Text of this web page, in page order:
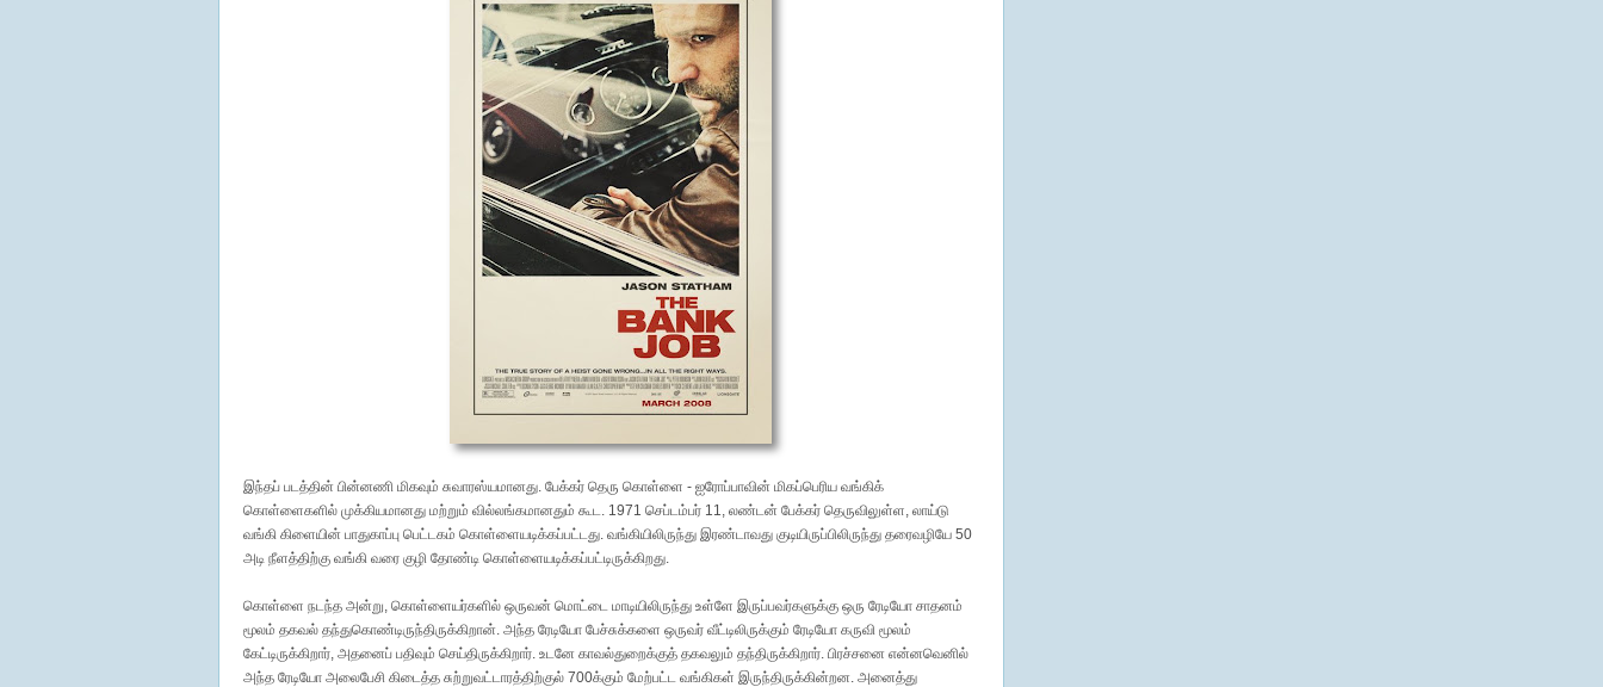
இந்தப் படத்தின் பின்னணி மிகவும் சுவாரஸ்யமானது. பேக்கர் தெரு கொள்ளை - ஐரோப்பாவின் மிகப்பெரிய வங்கிக்
கொள்ளைகளில் முக்கியமானது மற்றும் வில்லங்கமானதும் கூட. 1971 செப்டம்பர் 11, லண்டன் பேக்கர் தெருவிலுள்ள, லாய்டு
வங்கி கிளையின் பாதுகாப்பு பெட்டகம் கொள்ளையடிக்கப்பட்டது. வங்கியிலிருந்து இரண்டாவது குடியிருப்பிலிருந்து தரைவழியே 50
அடி நீளத்திற்கு வங்கி வரை குழி தோண்டி கொள்ளையடிக்கப்பட்டிருக்கிறது.
கொள்ளை நடந்த அன்று, கொள்ளையர்களில் ஒருவன் மொட்டை மாடியிலிருந்து உள்ளே இருப்பவர்களுக்கு ஒரு ரேடியோ சாதனம்
மூலம் தகவல் தந்துகொண்டிருந்திருக்கிறான். அந்த ரேடியோ பேச்சுக்களை ஒருவர் வீட்டிலிருக்கும் ரேடியோ கருவி மூலம்
கேட்டிருக்கிறார், அதனைப் பதிவும் செய்திருக்கிறார். உடனே காவல்துறைக்குத் தகவலும் தந்திருக்கிறார். பிரச்சனை என்னவெனில்
அந்த ரேடியோ அலைபேசி கிடைத்த சுற்றுவட்டாரத்திற்குல் 700க்கும் மேற்பட்ட வங்கிகள் இருந்திருக்கின்றன. அனைத்து